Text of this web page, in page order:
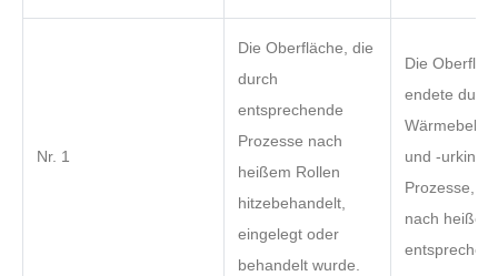
Nr. 1
Die Oberfläche, die
durch
entsprechende
Prozesse nach
heißem Rollen
hitzebehandelt,
eingelegt oder
behandelt wurde.
Die
endete durch
und -urking
Prozesse,
nach
entsprechen.